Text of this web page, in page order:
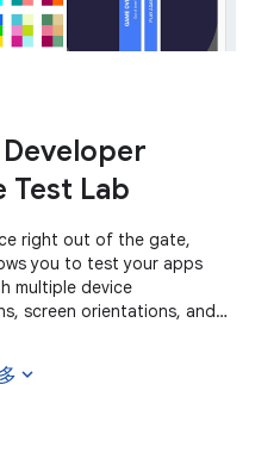
Developer
Test Lab
right out of the gate,
you to test your apps
multiple device
screen orientations, and
expand_more